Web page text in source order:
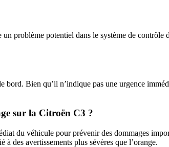
problème potentiel dans le système de contrôle
Bien qu’il n’indique pas une urgence
sur la Citroën C3 ?
du véhicule pour prévenir des dommages
des avertissements plus sévères que l’orange.